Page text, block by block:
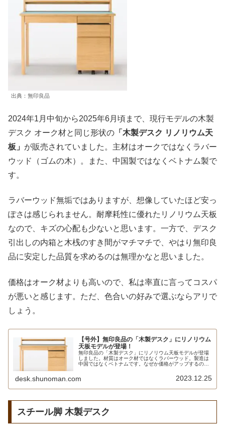
出典：無印良品
2024年1月中旬から2025年6月頃まで、現行モデルの木製
デスク オーク材と同じ形状の 「木製デスク リノリウム天
板」 が販売されていました。主材はオークではなくラバー
ウッド（ゴムの木）。また、中国製ではなくベトナム製で
す。
ラバーウッド無垢ではありますが、想像していたほど安っ
ぽさは感じられません。耐摩耗性に優れたリノリウム天板
なので、キズの心配も少ないと思います。一方で、デスク
引出しの内箱と木桟のすき間がマチマチで、やはり無印良
品に安定した品質を求めるのは無理かなと思いました。
価格はオーク材よりも高いので、私は率直に言ってコスパ
が悪いと感じます。ただ、色合いの好みで選ぶならアリで
しょう。
【号外】無印良品の「木製デスク」にリノリウム
天板モデルが登場！
無印良品の「木製デスク」にリノリウム天板モデルが登場
しました。材質はオーク材ではなくラバーウッド。製造は
中国ではなくベトナムです。なぜか価格がアップするの
パクトデスクもラバーウッド、ベトナム製です。
desk.shunoman.com 2023.12.25
スチール脚 木製デスク